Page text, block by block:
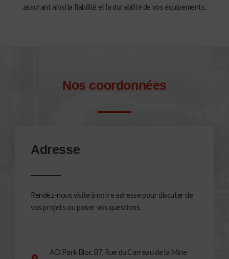
assurant ainsi la fiabilité et la durabilité de vos équipements.
Nos coordonnées
Adresse
Rendez-nous visite à notre adresse pour discuter de
vos projets ou poser vos questions.
AD Park Bloc B7, Rue du Carreau de la Mine